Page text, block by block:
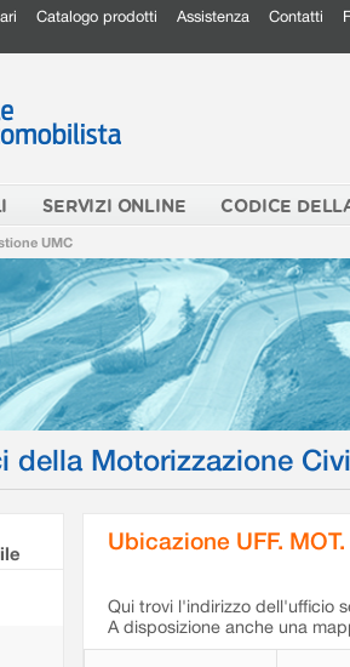
Catalogo prodotti Assistenza Contatti
SERVIZI ONLINE CODICE
UMC
della Motorizzazione
Ubicazione UFF.
Qui trovi l'indirizzo dell'ufficio
A disposizione anche una